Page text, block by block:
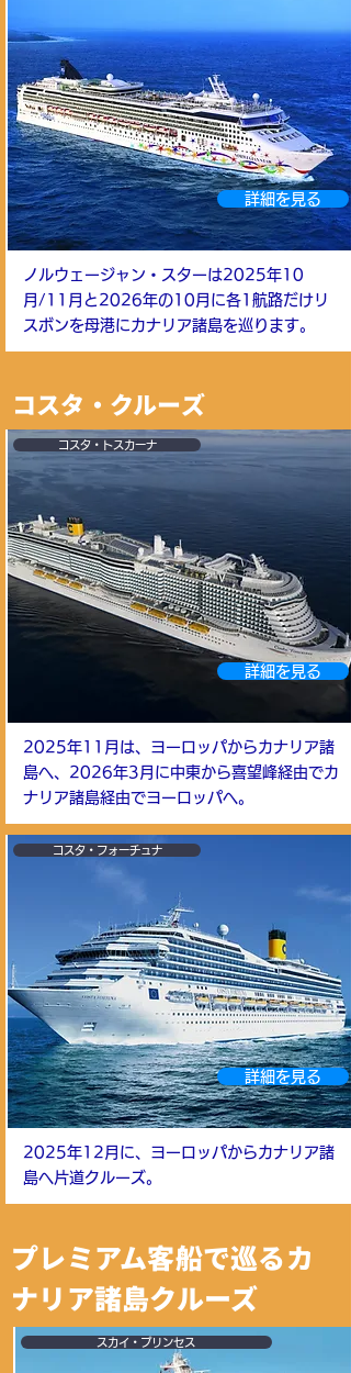
詳細を見る
ノルウェージャン・スターは2025年10
月/11月と2026年の10月に各1航路だけリ
スボンを母港にカナリア諸島を巡ります。
コスタ・クルーズ
コスタ・トスカーナ
詳細を見る
2025年11月は、ヨーロッパからカナリア諸
島へ、2026年3月に中東から喜望峰経由でカ
ナリア諸島経由でヨーロッパへ。
コスタ・フォーチュナ
詳細を見る
2025年12月に、ヨーロッパからカナリア諸
島へ片道クルーズ。
プレミアム客船で巡るカ
ナリア諸島クルーズ
スカイ・プリンセス